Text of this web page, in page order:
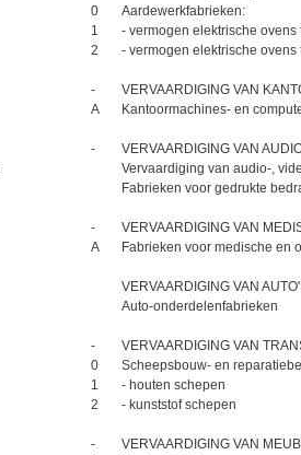
0
Aardewerkfabrieken:
1
- vermogen elektrische
2 - vermogen elektrische
-
VERVAARDIGING VAN
A Kantoormachines- en
-
VERVAARDIGING VAN
Vervaardiging van audio-,
Fabrieken voor gedrukte
-
VERVAARDIGING VAN
A Fabrieken voor medische en
VERVAARDIGING VAN
Auto-onderdelenfabrieken
-
VERVAARDIGING VAN
0
Scheepsbouw- en
1
- houten schepen
2 - kunststof schepen
-
VERVAARDIGING VAN